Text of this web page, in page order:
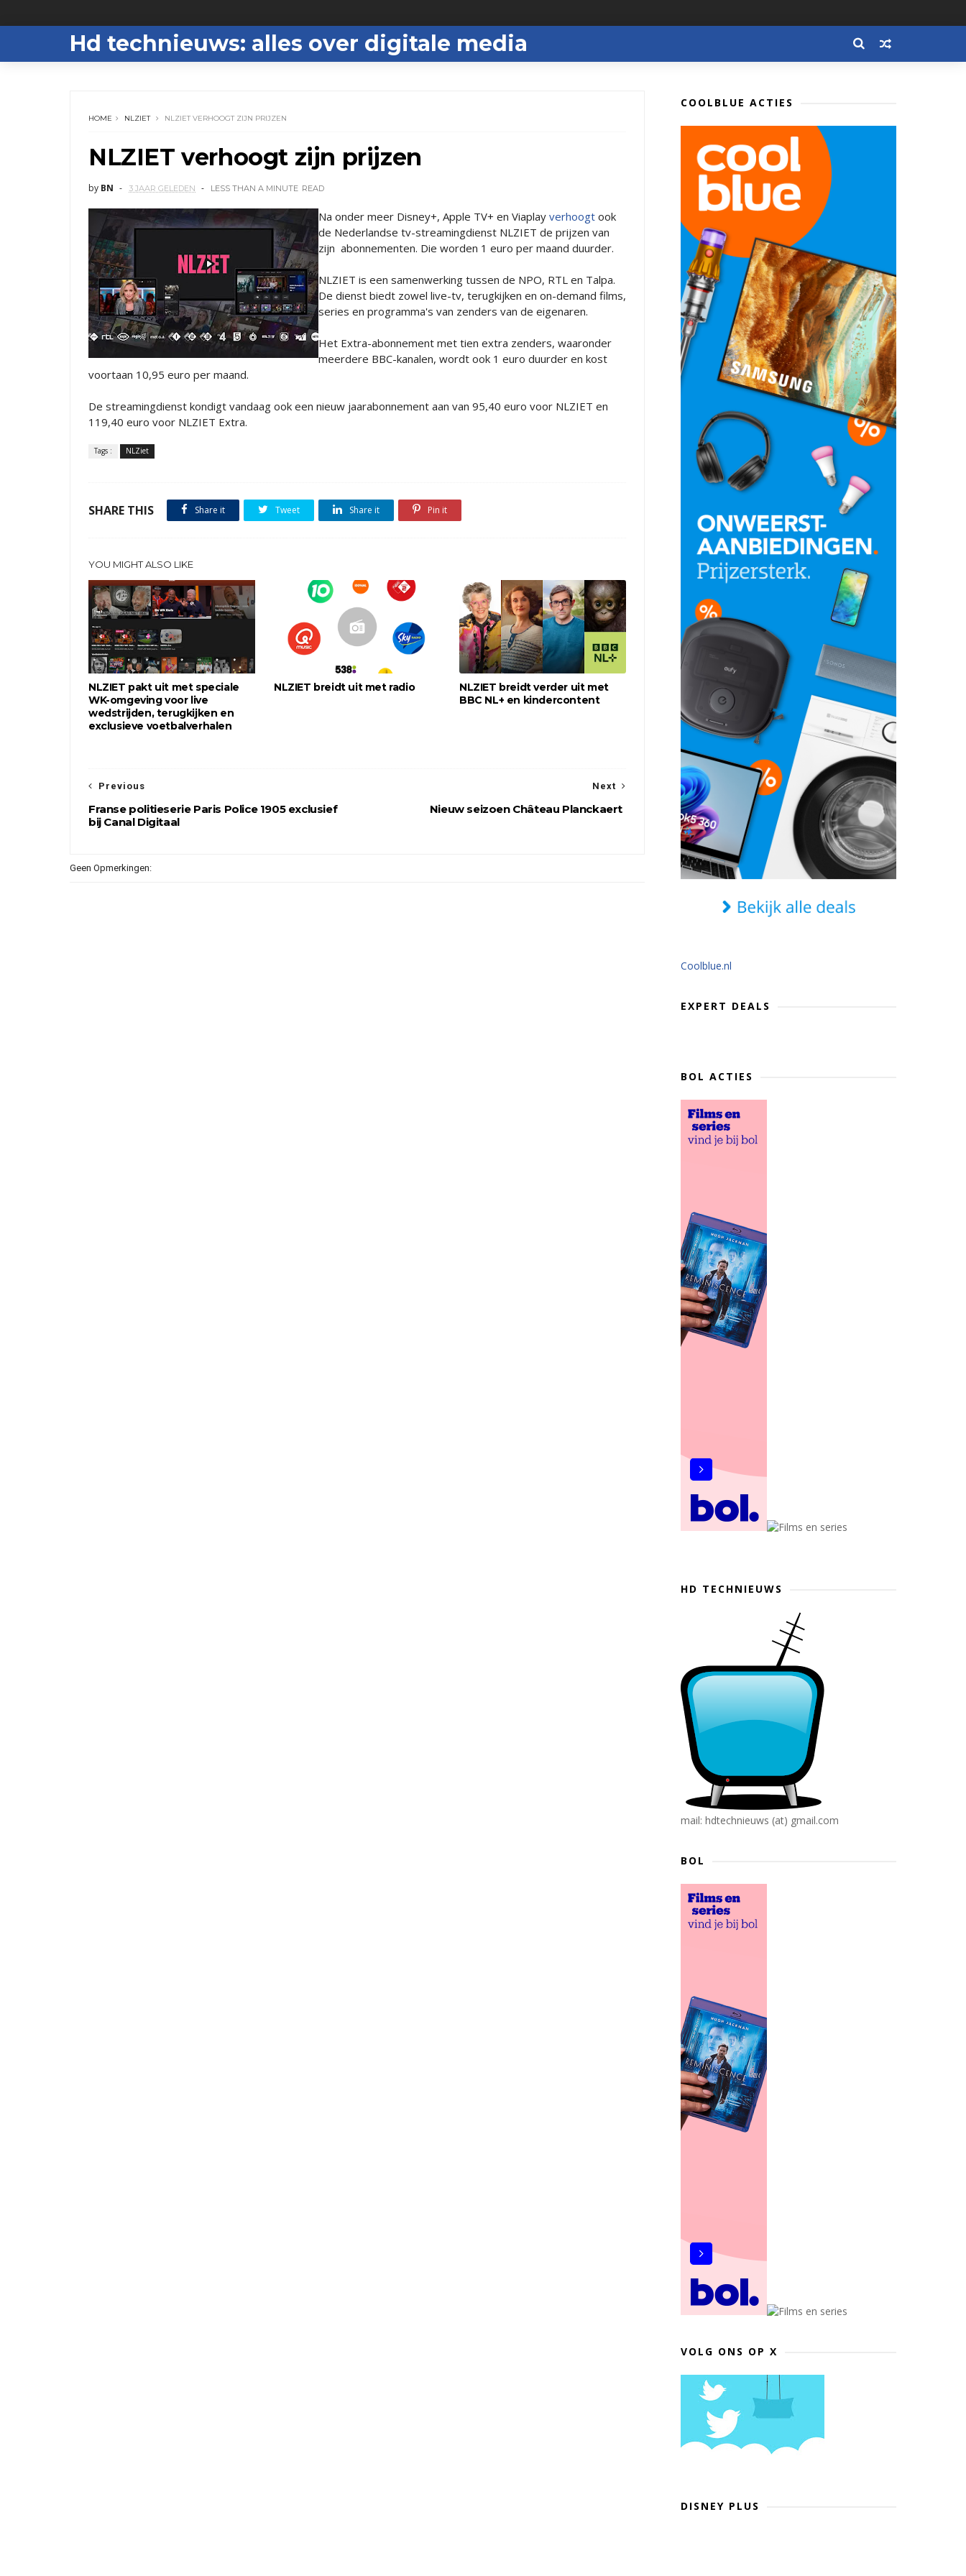
Hd technieuws: alles over digitale media
HOME NLZIET NLZIET VERHOOGT ZIJN PRIJZEN
NLZIET verhoogt zijn prijzen
by BN 3 JAAR GELEDEN LESS THAN A MINUTE READ
Na onder meer Disney+, Apple TV+ en Viaplay verhoogt ook
de Nederlandse tv-streamingdienst NLZIET de prijzen van
zijn abonnementen. Die worden 1 euro per maand duurder.
NLZIET is een samenwerking tussen de NPO, RTL en Talpa.
De dienst biedt zowel live-tv, terugkijken en on-demand films,
series en programma's van zenders van de eigenaren.
Het Extra-abonnement met tien extra zenders, waaronder
meerdere BBC-kanalen, wordt ook 1 euro duurder en kost
voortaan 10,95 euro per maand.
De streamingdienst kondigt vandaag ook een nieuw jaarabonnement aan van 95,40 euro voor NLZIET en
119,40 euro voor NLZIET Extra.
Tags : NLZiet
SHARE THIS Share it Tweet Share it Pin it
YOU MIGHT ALSO LIKE
NLZIET pakt uit met speciale
WK-omgeving voor live
wedstrijden, terugkijken en
exclusieve voetbalverhalen
NLZIET breidt uit met radio
NLZIET breidt verder uit met
BBC NL+ en kindercontent
Next
Nieuw seizoen Château Planckaert
Previous
Franse politieserie Paris Police 1905 exclusief
bij Canal Digitaal
Geen Opmerkingen:
COOLBLUE ACTIES
Coolblue.nl
EXPERT DEALS
BOL ACTIES
HD TECHNIEUWS
mail: hdtechnieuws (at) gmail.com
BOL
VOLG ONS OP X
DISNEY PLUS